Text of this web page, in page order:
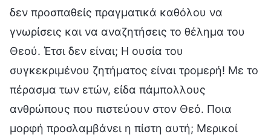
δεν προσπαθείς πραγματικά καθόλου να
γνωρίσεις και να αναζητήσεις το θέλημα του
Θεού. Έτσι δεν είναι; Η ουσία του
συγκεκριμένου ζητήματος είναι τρομερή! Με το
πέρασμα των ετών, είδα πάμπολλους
ανθρώπους που πιστεύουν στον Θεό. Ποια
μορφή προσλαμβάνει η πίστη αυτή; Μερικοί